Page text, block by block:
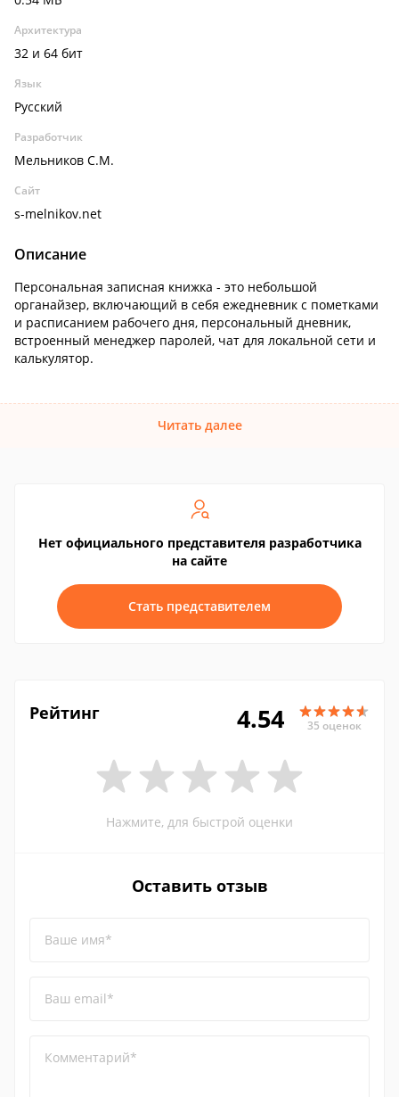
Архитектура
32 и 64 бит
Язык
Русский
Разработчик
Мельников С.М.
Сайт
s-melnikov.net
Описание
Персональная записная книжка - это небольшой
органайзер, включающий в себя ежедневник с пометками
и расписанием рабочего дня, персональный дневник,
встроенный менеджер паролей, чат для локальной сети и
калькулятор.
Читать далее
Нет официального представителя разработчика
на сайте
Стать представителем
Рейтинг 4.54 35 оценок
Нажмите, для быстрой оценки
Оставить отзыв
Ваше имя*
Ваш email*
Комментарий*